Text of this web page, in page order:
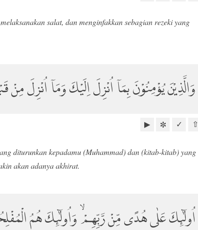
salat, dan menginfakkan sebagian rezeki yang
وَالَّذِيْنَ يُؤْمِنُوْنَ بِمَآ اُنْزِلَ اِلَيْكَ وَمَآ اُنْزِلَ مِنْ
⇧
✓
✼
▶
diturunkan kepadamu (Muhammad) dan (kitab-kitab) yang
akan adanya akhirat.
اُولٰۤىِٕكَ عَلٰى هُدًى مِّنْ رَّبِّهِمْ ۙ وَاُولٰۤىِٕكَ هُمُ